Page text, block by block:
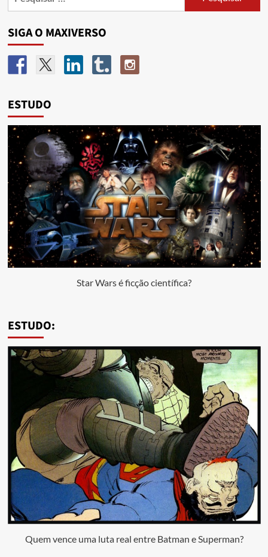
SIGA O MAXIVERSO
ESTUDO
Star Wars é ficção científica?
ESTUDO:
Quem vence uma luta real entre Batman e Superman?